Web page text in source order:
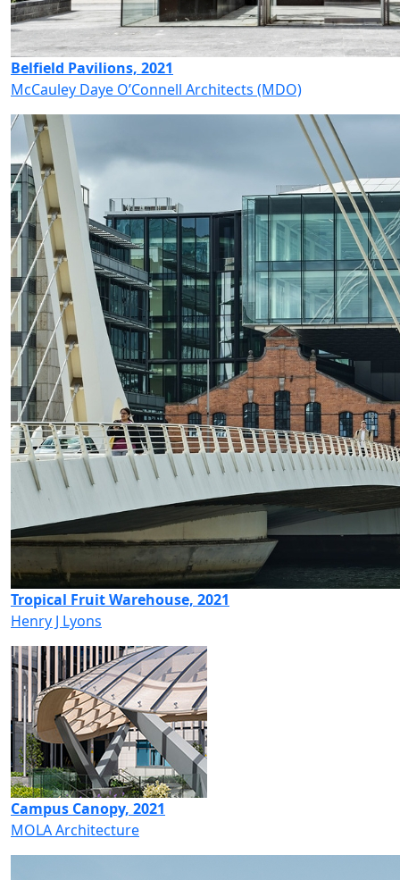
Belfield Pavilions, 2021
McCauley Daye O’Connell Architects (MDO)
Tropical Fruit Warehouse, 2021
Henry J Lyons
Campus Canopy, 2021
MOLA Architecture